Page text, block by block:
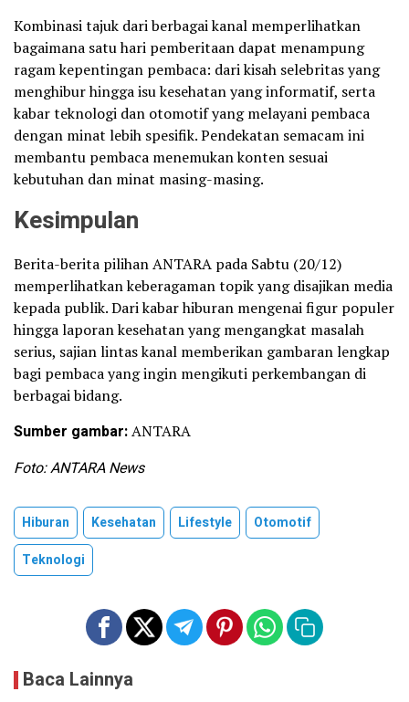
Kombinasi tajuk dari berbagai kanal memperlihatkan
bagaimana satu hari pemberitaan dapat menampung
ragam kepentingan pembaca: dari kisah selebritas yang
menghibur hingga isu kesehatan yang informatif, serta
kabar teknologi dan otomotif yang melayani pembaca
dengan minat lebih spesifik. Pendekatan semacam ini
membantu pembaca menemukan konten sesuai
kebutuhan dan minat masing-masing.
Kesimpulan
Berita-berita pilihan ANTARA pada Sabtu (20/12)
memperlihatkan keberagaman topik yang disajikan media
kepada publik. Dari kabar hiburan mengenai figur populer
hingga laporan kesehatan yang mengangkat masalah
serius, sajian lintas kanal memberikan gambaran lengkap
bagi pembaca yang ingin mengikuti perkembangan di
berbagai bidang.
Sumber gambar:ANTARA
Foto: ANTARA News
Hiburan Kesehatan Lifestyle
Otomotif
Teknologi
Baca Lainnya